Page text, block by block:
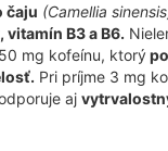
čaju (Camellia
vitamín B3 a B6.
mg kofeínu, ktorý
Pri príjme 3 mg
aj